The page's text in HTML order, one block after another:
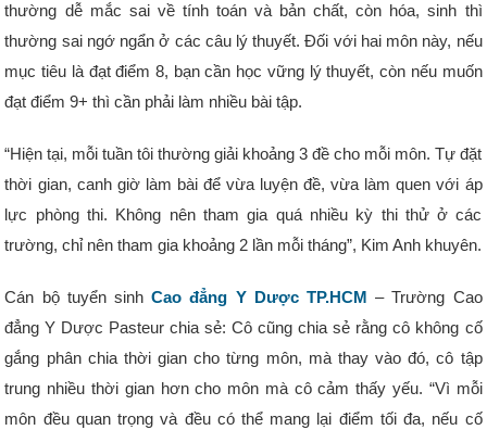
thường dễ mắc sai về tính toán và bản chất, còn hóa, sinh thì
thường sai ngớ ngẩn ở các câu lý thuyết. Đối với hai môn này, nếu
mục tiêu là đạt điểm 8, bạn cần học vững lý thuyết, còn nếu muốn
đạt điểm 9+ thì cần phải làm nhiều bài tập.
“Hiện tại, mỗi tuần tôi thường giải khoảng 3 đề cho mỗi môn. Tự đặt
thời gian, canh giờ làm bài để vừa luyện đề, vừa làm quen với áp
lực phòng thi. Không nên tham gia quá nhiều kỳ thi thử ở các
trường, chỉ nên tham gia khoảng 2 lần mỗi tháng”, Kim Anh khuyên.
Cán bộ tuyển sinhCao đẳng Y Dược TP.HCM – Trường Cao
đẳng Y Dược Pasteur chia sẻ: Cô cũng chia sẻ rằng cô không cố
gắng phân chia thời gian cho từng môn, mà thay vào đó, cô tập
trung nhiều thời gian hơn cho môn mà cô cảm thấy yếu. “Vì mỗi
môn đều quan trọng và đều có thể mang lại điểm tối đa, nếu cố